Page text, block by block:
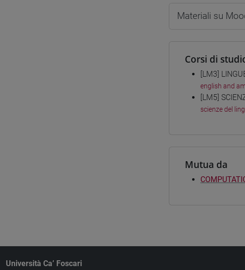
Materiali su
Corsi di
[LM3]
english and
[LM5]
scienze del
Mutua da
Università Ca’ Foscari